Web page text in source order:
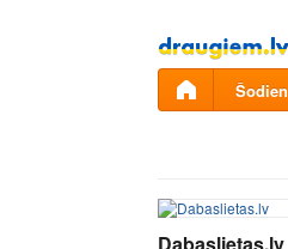
Pāriet
uz
saturu
Šodien